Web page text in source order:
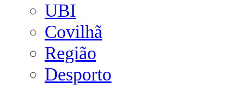
UBI
Covilhã
Região
Desporto